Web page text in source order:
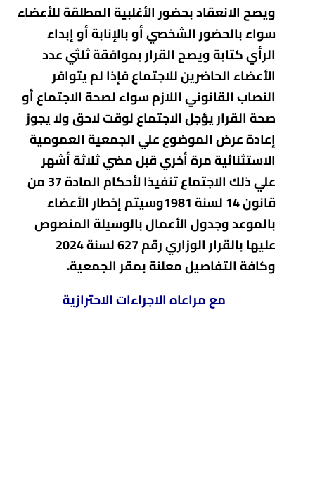
ويصح الانعقاد بحضور الأغلبية المطلقة للأعضاء
سواء بالحضور الشخصي أو بالإنابة أو إبداء
الرأي كتابة ويصح القرار بموافقة ثلثي عدد
الأعضاء الحاضرين للاجتماع فإذا لم يتوافر
النصاب القانوني اللازم سواء لصحة الاجتماع أو
صحة القرار يؤجل الاجتماع لوقت لاحق ولا يجوز
إعادة عرض الموضوع علي الجمعية العمومية
الاستثنائية مرة أخري قبل مضي ثلاثة أشهر
علي ذلك الاجتماع تنفيذا لأحكام المادة 37 من
قانون 14 لسنة 1981وسيتم إخطار الأعضاء
بالموعد وجدول الأعمال بالوسيلة المنصوص
عليها بالقرار الوزاري رقم 627 لسنة 2024
وكافة التفاصيل معلنة بمقر الجمعية.
مع مراعاه الاجراءات الاحترازية